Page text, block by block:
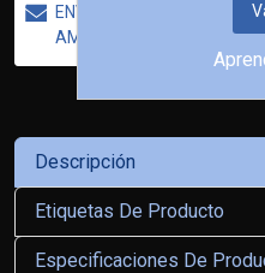
ENVIAR UN CORREO
AMIGO
Descripción
Etiquetas De Producto
Especificaciones De